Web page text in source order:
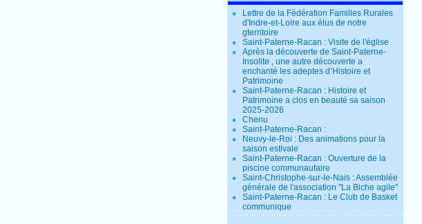
Lettre de la Fédération Familles Rurales
d'Indre-et-Loire aux élus de notre
gterritoire
Saint-Paterne-Racan : Visite de l'église
Après la découverte de Saint-Paterne-
Insolite , une autre découverte a
enchanté les adeptes d’Histoire et
Patrimoine
Saint-Paterne-Racan : Histoire et
Patrimoine a clos en beauté sa saison
2025-2026
Chenu
Saint-Paterne-Racan :
Neuvy-le-Roi : Des animations pour la
saison estivale
Saint-Paterne-Racan : Ouverture de la
piscine communautaire
Saint-Christophe-sur-le-Nais : Assemblée
générale de l'association "La Biche agile"
Saint-Paterne-Racan : Le Club de Basket
communique